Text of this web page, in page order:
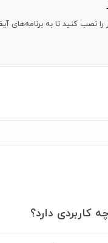
آیفون
به صورت مستقیم و
برای نظارت و مدیریت
برای دسترسی آسان به
را نصب کنید تا به برنامه‌های
کاربردی دارد؟